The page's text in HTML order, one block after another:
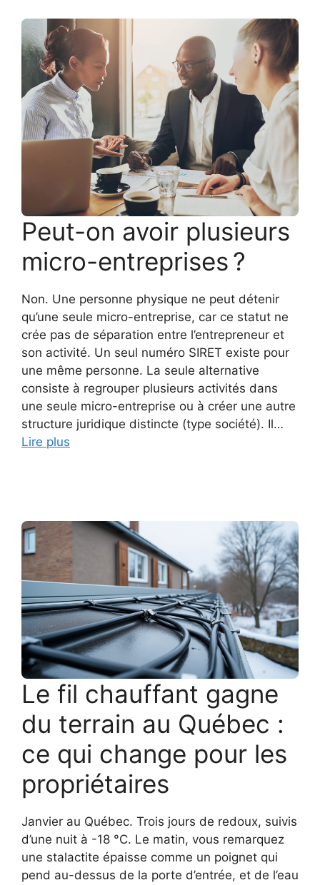
Peut-on avoir plusieurs
micro-entreprises ?
Non. Une personne physique ne peut détenir
qu’une seule micro-entreprise, car ce statut ne
crée pas de séparation entre l’entrepreneur et
son activité. Un seul numéro SIRET existe pour
une même personne. La seule alternative
consiste à regrouper plusieurs activités dans
une seule micro-entreprise ou à créer une autre
structure juridique distincte (type société). Il…
Lire plus
Le fil chauffant gagne
du terrain au Québec :
ce qui change pour les
propriétaires
Janvier au Québec. Trois jours de redoux, suivis
d’une nuit à -18 °C. Le matin, vous remarquez
une stalactite épaisse comme un poignet qui
pend au-dessus de la porte d’entrée, et de l’eau